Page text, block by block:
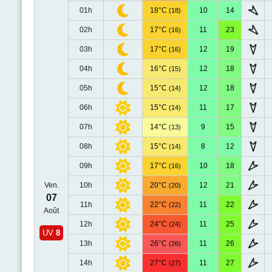
Ven.
07
Août
UV 8
01h 18°C (18) 10 14
02h 17°C (16) 11 23
03h 17°C (16) 12 19
04h 16°C (15) 12 18
05h 15°C (14) 12 18
06h 15°C (14) 11 17
07h 14°C (13) 9 15
08h 15°C (14) 8 12
09h 17°C (16) 10 18
10h 20°C (20) 12 21
11h 22°C (22) 11 22
12h 24°C (24) 11 25
13h 26°C (26) 11 26
14h 27°C (27) 11 27